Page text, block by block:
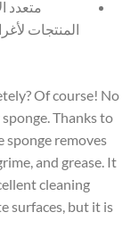
متعدد
المنتجات
Of course! No
Thanks to
sponge removes
and grease. It
cleaning
surfaces, but it is